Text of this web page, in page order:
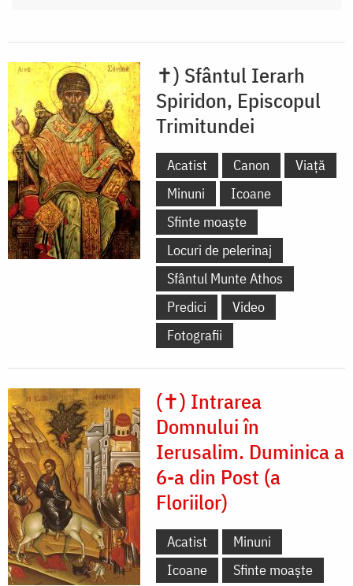
✝) Sfântul Ierarh
Spiridon, Episcopul
Trimitundei
Acatist Canon
Viață
Minuni
Icoane
Sfinte moaște
Locuri de pelerinaj
Sfântul Munte Athos
Predici
Video
Fotografii
(✝) Intrarea
Domnului în
Ierusalim. Duminica a
6-a din Post (a
Floriilor)
Acatist
Minuni
Icoane
Sfinte moaște